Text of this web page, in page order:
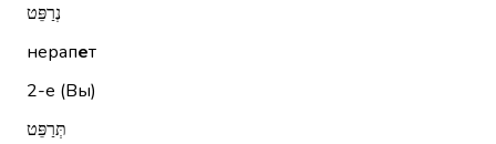
נְרַפֵּט
нерапет
2-е (Вы)
תְּרַפֵּט